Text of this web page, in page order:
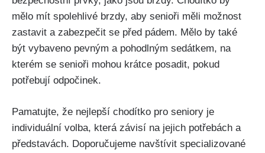
mělo mít spolehlivé​ brzdy, aby senioři měli možnost
zastavit a zabezpečit se před pádem. Mělo by také
být vybaveno pevným a pohodlným⁤ sedátkem, na
kterém se senioři mohou krátce posadit, pokud
potřebují odpočinek.
Pamatujte, že nejlepší chodítko pro ‍seniory‌ je
individuální volba, která závisí ⁤na⁢ jejich potřebách a
představách. Doporučujeme navštívit specializované